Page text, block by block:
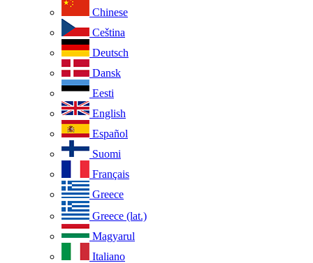
Chinese
Ceština
Deutsch
Dansk
Eesti
English
Español
Suomi
Français
Greece
Greece (lat.)
Magyarul
Italiano